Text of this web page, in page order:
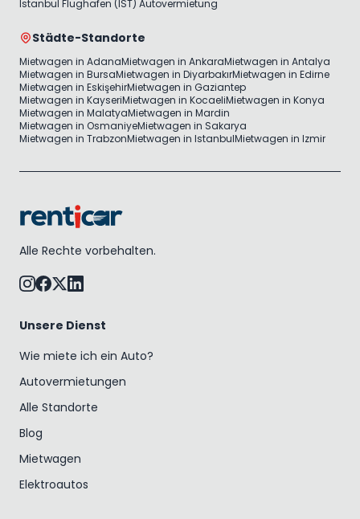
Istanbul Flughafen (IST) Autovermietung
Städte-Standorte
Mietwagen in AdanaMietwagen in AnkaraMietwagen in Antalya
Mietwagen in BursaMietwagen in DiyarbakırMietwagen in Edirne
Mietwagen in EskişehirMietwagen in Gaziantep
Mietwagen in KayseriMietwagen in KocaeliMietwagen in Konya
Mietwagen in MalatyaMietwagen in Mardin
Mietwagen in OsmaniyeMietwagen in Sakarya
Mietwagen in TrabzonMietwagen in IstanbulMietwagen in Izmir
Alle Rechte vorbehalten.
Unsere Dienst
Wie miete ich ein Auto?
Autovermietungen
Alle Standorte
Blog
Mietwagen
Elektroautos